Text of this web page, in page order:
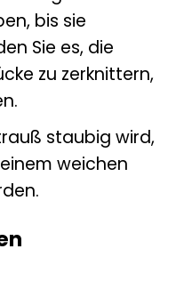
bis sie
Sie es, die
zu zerknittern,
staubig wird,
weichen